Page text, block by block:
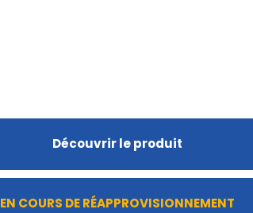
Découvrir le produit
EN COURS DE RÉAPPROVISIONNEMENT